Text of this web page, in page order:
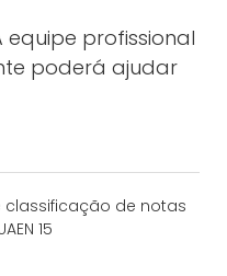
equipe profissional
poderá ajudar